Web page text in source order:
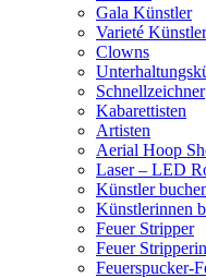
Gala Künstler
Varieté Künstler
Clowns
Schnellzeichner
Kabarettisten
Artisten
Aerial Hoop
Laser – LED
Künstler
Künstlerinnen
Feuer Stripper
Feuer Stripperin
Feuerspucker-